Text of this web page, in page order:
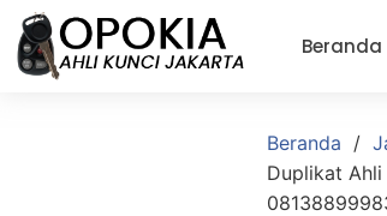
Beranda
Beranda
Duplikat Ahli